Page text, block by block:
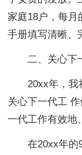
家庭18户，每
手册填写清晰、
二、关心下
20xx年，我
关心下一代工
一代工作有效地
在20xx年的